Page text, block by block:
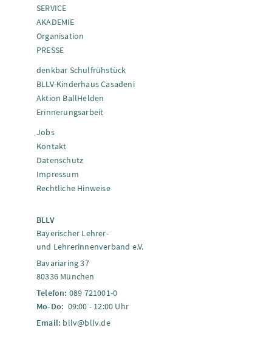
SERVICE
AKADEMIE
Organisation
PRESSE
denkbar Schulfrühstück
BLLV-Kinderhaus Casadeni
Aktion BallHelden
Erinnerungsarbeit
Jobs
Kontakt
Datenschutz
Impressum
Rechtliche Hinweise
BLLV
Bayerischer Lehrer-
und Lehrerinnenverband e.V.
Bavariaring 37
80336 München
Telefon: 089 721001-0
Mo-Do: 09:00 - 12:00 Uhr
Email: bllv@bllv.de